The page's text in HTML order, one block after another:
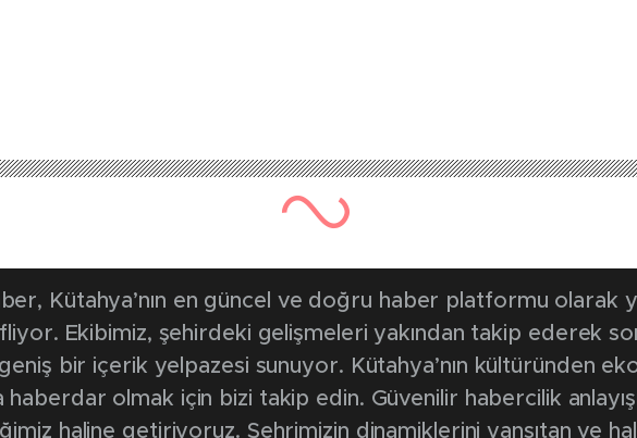
685 kez okunmuştur
erken karne hediyesi